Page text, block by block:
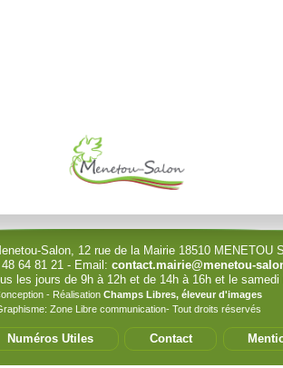
Salon, 12 rue de la Mairie 18510 MENETOU
64 81 21 - Email: contact.mairie@menetou-
les jours de 9h à 12h et de 14h à 16h et le
- Réalisation Champs Libres, éleveur d'images
Zone Libre communication- Tout droits réservés
Numéros Utiles Contact